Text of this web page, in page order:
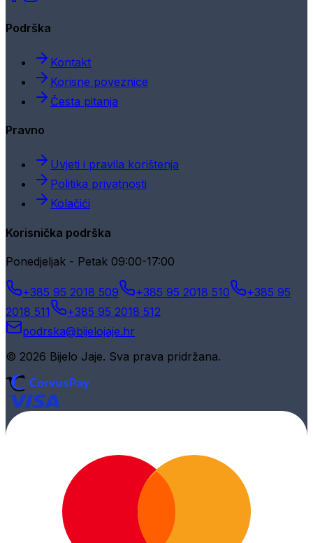
Podrška
Kontakt
Korisne poveznice
Česta pitanja
Pravno
Uvjeti i pravila korištenja
Politika privatnosti
Kolačići
Korisnička podrška
Ponedjeljak - Petak 09:00-17:00
+385 95 2018 509 +385 95 2018 510
+385 95
2018 511
+385 95 2018 512
podrska@bijelojaje.hr
© 2026 Bijelo Jaje. Sva prava pridržana.